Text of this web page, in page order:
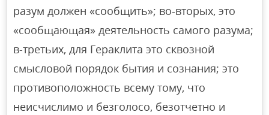
разум должен «сообщить»; во-вторых, это
«сообщающая» деятельность самого разума;
в-третьих, для Гераклита это сквозной
смысловой порядок бытия и сознания; это
противоположность всему тому, что
неисчислимо и безголосо, безотчетно и